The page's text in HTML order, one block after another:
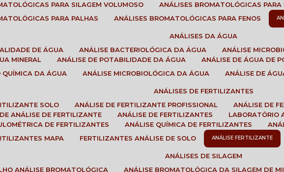
PARA SILAGEM VOLUMOSO
ANÁLISES BROMATOLÓGICAS
PARA PALHAS
ANÁLISES BROMATOLÓGICAS PARA FENOS
ANÁLISES DA ÁGUA
DE ÁGUA
ANÁLISE BACTERIOLÓGICA DA ÁGUA ANÁLISE
MINERAL
ANÁLISE DE POTABILIDADE DA ÁGUA ANÁLISE DE ÁGUA DE
QUÍMICA DA ÁGUA
ANÁLISE MICROBIOLÓGICA DA ÁGUA ANÁLISE DE
ANÁLISES DE FERTILIZANTES
SOLO
ANÁLISE DE FERTILIZANTE PROFISSIONAL
ANÁLISE DE
ANÁLISE DE FERTILIZANTE
ANÁLISE DE FERTILIZANTES
LABORATÓRIO
DE FERTILIZANTES
ANÁLISE QUÍMICA DE FERTILIZANTES
MAPA
FERTILIZANTES ANÁLISE DE SOLO ANÁLISE FERTILIZANTE
ANÁLISES DE SILAGEM
ANÁLISE BROMATOLÓGICA
ANÁLISE BROMATOLÓGICA DA SILAGEM DE